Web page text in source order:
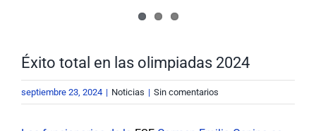
Éxito total en las olimpiadas 2024
septiembre 23, 2024 | Noticias | Sin comentarios